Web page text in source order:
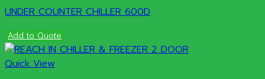
UNDER COUNTER CHILLER 600D
Add to Quote
Quick View